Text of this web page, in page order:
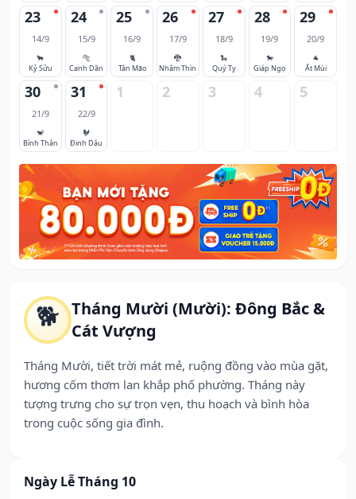
🐕 Tháng Mười (Mười): Đông Bắc &
Cát Vượng
Tháng Mười, tiết trời mát mẻ, ruộng đồng vào mùa gặt,
hương cốm thơm lan khắp phố phường. Tháng này
tượng trưng cho sự trọn vẹn, thu hoạch và bình hòa
trong cuộc sống gia đình.
Ngày Lễ Tháng 10
23
14/9
🐂
Kỷ Sửu
24
15/9
🐅
Canh Dần
25
16/9
🐈
Tân Mão
26
17/9
🐉
Nhâm Thìn
27
18/9
🐍
Quý Tỵ
28
19/9
🐎
Giáp Ngọ
29
20/9
🐐
Ất Mùi
30
21/9
🐒
Bính Thân
31
22/9
🐓
Đinh Dậu
1 2 3 4 5